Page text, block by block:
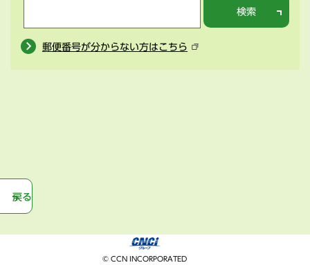
検索
郵便番号が分からない方はこちら
戻る
© CCN INCORPORATED